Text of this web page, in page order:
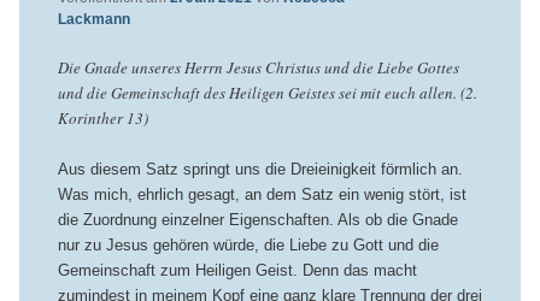
Lackmann
Die Gnade unseres Herrn Jesus Christus und die Liebe Gottes
und die Gemeinschaft des Heiligen Geistes sei mit euch allen. (2.
Korinther 13)
Aus diesem Satz springt uns die Dreieinigkeit förmlich an.
Was mich, ehrlich gesagt, an dem Satz ein wenig stört, ist
die Zuordnung einzelner Eigenschaften. Als ob die Gnade
nur zu Jesus gehören würde, die Liebe zu Gott und die
Gemeinschaft zum Heiligen Geist. Denn das macht
zumindest in meinem Kopf eine ganz klare Trennung der drei